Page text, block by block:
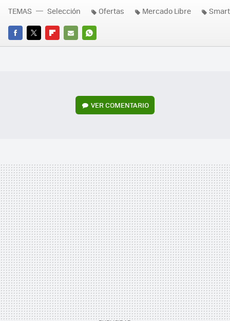
FACEBOOK
TWITTERFLIPBOARD
E-
WHATSAPP
TEMAS Selección Ofertas Mercado Libre
VERCOMENTARIO